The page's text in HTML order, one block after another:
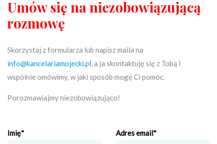
Umów się na niezobowiązującą
rozmowę
Skorzystaj z formularza lub napisz maila na
info@kancelariamojecki.pl , a ja skontaktuję się z Tobą i
wspólnie omówimy, w jaki sposób mogę Ci pomóc.
Porozmawiajmy niezobowiązująco!
Imię* Adres email*